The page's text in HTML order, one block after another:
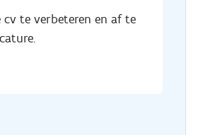
te verbeteren en af te